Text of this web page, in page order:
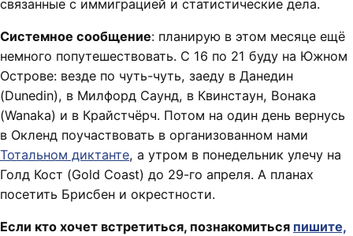
связанные с иммиграцией и статистические дела.
Системное сообщение: планирую в этом месяце ещё
немного попутешествовать. С 16 по 21 буду на Южном
Острове: везде по чуть-чуть, заеду в Данедин
(Dunedin), в Милфорд Саунд, в Квинстаун, Вонака
(Wanaka) и в Крайстчёрч. Потом на один день вернусь
в Окленд поучаствовать в организованном нами
Тотальном диктанте, а утром в понедельник улечу на
Голд Кост (Gold Coast) до 29-го апреля. А планах
посетить Брисбен и окрестности.
Если кто хочет встретиться, познакомиться пишите,